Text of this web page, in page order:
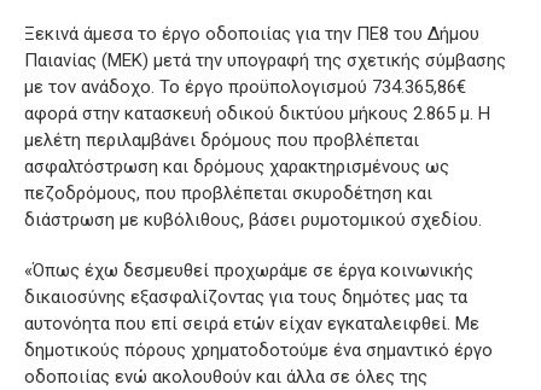
Ξεκινά άμεσα το έργο οδοποιίας για την ΠΕ8 του Δήμου
Παιανίας (ΜΕΚ) μετά την υπογραφή της σχετικής σύμβασης
με τον ανάδοχο. Το έργο προϋπολογισμού 734.365,86€
αφορά στην κατασκευή οδικού δικτύου μήκους 2.865 μ. Η
μελέτη περιλαμβάνει δρόμους που προβλέπεται
ασφαλτόστρωση και δρόμους χαρακτηρισμένους ως
πεζοδρόμους, που προβλέπεται σκυροδέτηση και
διάστρωση με κυβόλιθους, βάσει ρυμοτομικού σχεδίου.
«Όπως έχω δεσμευθεί προχωράμε σε έργα κοινωνικής
δικαιοσύνης εξασφαλίζοντας για τους δημότες μας τα
αυτονόητα που επί σειρά ετών είχαν εγκαταλειφθεί. Με
δημοτικούς πόρους χρηματοδοτούμε ένα σημαντικό έργο
οδοποιίας ενώ ακολουθούν και άλλα σε όλες της